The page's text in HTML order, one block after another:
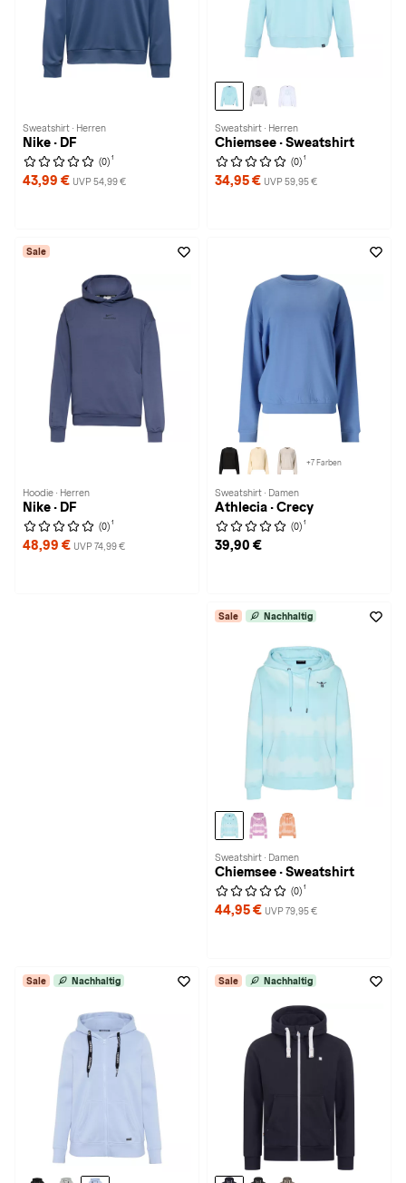
Sweatshirt · Herren
Nike · DF
(0) 1
43,99 € UVP 54,99 €
Sweatshirt · Herren
Chiemsee · Sweatshirt
(0) 1
34,95 € UVP 59,95 €
Sale
Hoodie · Herren
Nike · DF
(0) 1
48,99 € UVP 74,99 €
+7 Farben
Sweatshirt · Damen
Athlecia · Crecy
(0) 1
39,90 €
Sale Nachhaltig
Sweatshirt · Damen
Chiemsee · Sweatshirt
(0) 1
44,95 € UVP 79,95 €
Sale Nachhaltig Sale Nachhaltig